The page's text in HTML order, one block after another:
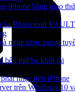
iPhone bằng giao
Bluesound
nghe nhạc ngoại
bên thứ ba khỏi tài
nhạc trên iPhone
trên Windows 10